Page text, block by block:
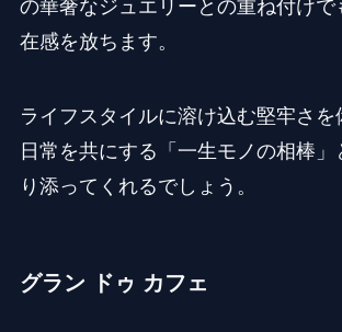
の華奢なジュエリーとの重ね付けで
在感を放ちます。
ライフスタイルに溶け込む堅牢さを
日常を共にする「一生モノの相棒
り添ってくれるでしょう。
グラン ドゥ カフェ